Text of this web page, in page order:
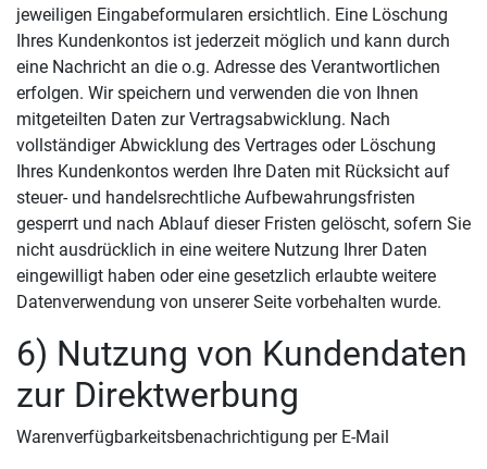
jeweiligen Eingabeformularen ersichtlich. Eine Löschung
Ihres Kundenkontos ist jederzeit möglich und kann durch
eine Nachricht an die o.g. Adresse des Verantwortlichen
erfolgen. Wir speichern und verwenden die von Ihnen
mitgeteilten Daten zur Vertragsabwicklung. Nach
vollständiger Abwicklung des Vertrages oder Löschung
Ihres Kundenkontos werden Ihre Daten mit Rücksicht auf
steuer- und handelsrechtliche Aufbewahrungsfristen
gesperrt und nach Ablauf dieser Fristen gelöscht, sofern Sie
nicht ausdrücklich in eine weitere Nutzung Ihrer Daten
eingewilligt haben oder eine gesetzlich erlaubte weitere
Datenverwendung von unserer Seite vorbehalten wurde.
6) Nutzung von Kundendaten
zur Direktwerbung
Warenverfügbarkeitsbenachrichtigung per E-Mail